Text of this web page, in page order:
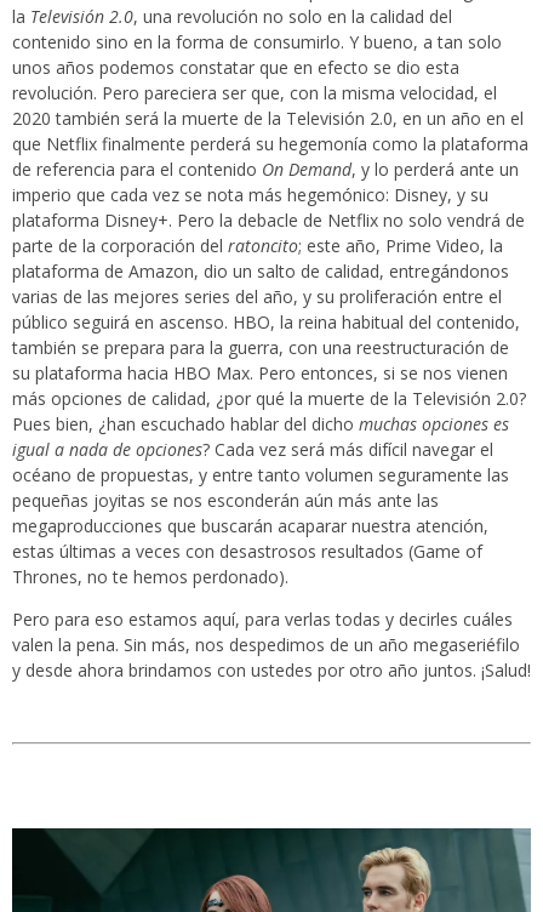
la Televisión 2.0, una revolución no solo en la calidad del
contenido sino en la forma de consumirlo. Y bueno, a tan solo
unos años podemos constatar que en efecto se dio esta
revolución. Pero pareciera ser que, con la misma velocidad, el
2020 también será la muerte de la Televisión 2.0, en un año en el
que Netflix finalmente perderá su hegemonía como la plataforma
de referencia para el contenido On Demand, y lo perderá ante un
imperio que cada vez se nota más hegemónico: Disney, y su
plataforma Disney+. Pero la debacle de Netflix no solo vendrá de
parte de la corporación del ratoncito; este año, Prime Video, la
plataforma de Amazon, dio un salto de calidad, entregándonos
varias de las mejores series del año, y su proliferación entre el
público seguirá en ascenso. HBO, la reina habitual del contenido,
también se prepara para la guerra, con una reestructuración de
su plataforma hacia HBO Max. Pero entonces, si se nos vienen
más opciones de calidad, ¿por qué la muerte de la Televisión 2.0?
Pues bien, ¿han escuchado hablar del dicho muchas opciones es
igual a nada de opciones? Cada vez será más difícil navegar el
océano de propuestas, y entre tanto volumen seguramente las
pequeñas joyitas se nos esconderán aún más ante las
megaproducciones que buscarán acaparar nuestra atención,
estas últimas a veces con desastrosos resultados (Game of
Thrones, no te hemos perdonado).
Pero para eso estamos aquí, para verlas todas y decirles cuáles
valen la pena. Sin más, nos despedimos de un año megaseriéfilo
y desde ahora brindamos con ustedes por otro año juntos. ¡Salud!